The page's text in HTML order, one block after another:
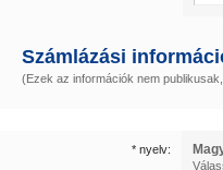
Számlázási
(Ezek az információk nem
* nyelv: